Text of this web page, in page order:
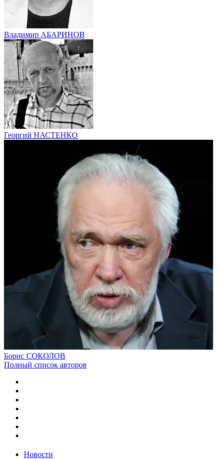
Владимир АБАРИНОВ
Георгий НАСТЕНКО
Борис СОКОЛОВ
Полный список авторов
Новости